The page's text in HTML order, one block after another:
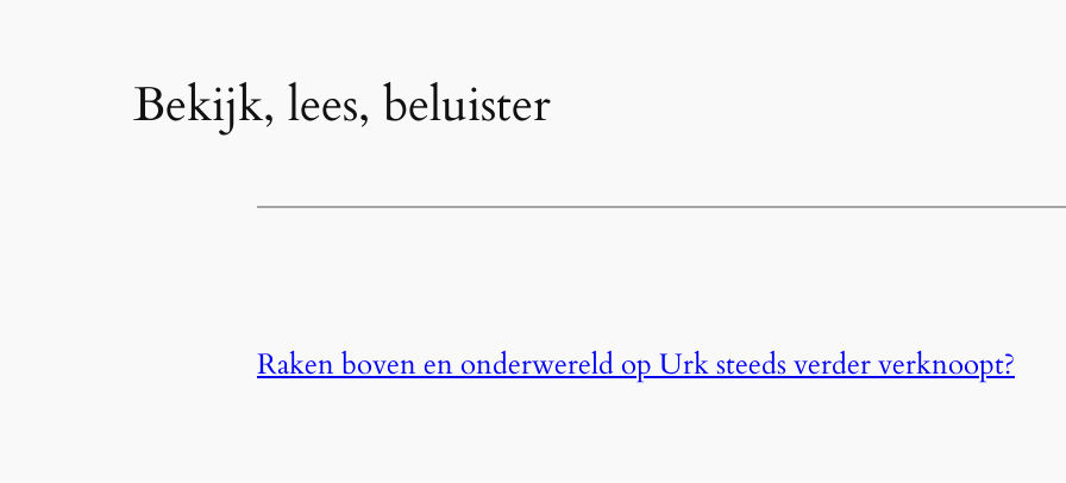
Bekijk, lees, beluister
Raken boven en onderwereld op Urk steeds verder verknoopt?